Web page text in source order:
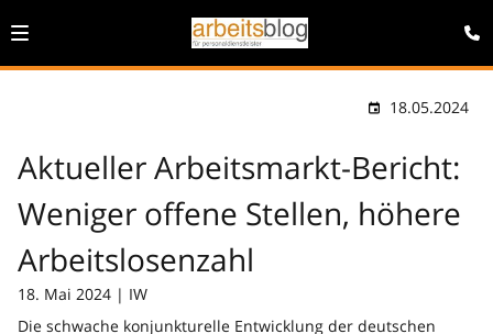
18.05.2024
Aktueller Arbeitsmarkt-Bericht:
Weniger offene Stellen, höhere
Arbeitslosenzahl
18. Mai 2024 | IW
Die schwache konjunkturelle Entwicklung der deutschen